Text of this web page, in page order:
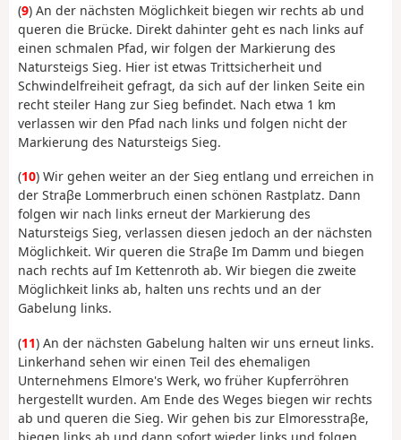
(9) An der nächsten Möglichkeit biegen wir rechts ab und
queren die Brücke. Direkt dahinter geht es nach links auf
einen schmalen Pfad, wir folgen der Markierung des
Natursteigs Sieg. Hier ist etwas Trittsicherheit und
Schwindelfreiheit gefragt, da sich auf der linken Seite ein
recht steiler Hang zur Sieg befindet. Nach etwa 1 km
verlassen wir den Pfad nach links und folgen nicht der
Markierung des Natursteigs Sieg.
(10) Wir gehen weiter an der Sieg entlang und erreichen in
der Straβe Lommerbruch einen schönen Rastplatz. Dann
folgen wir nach links erneut der Markierung des
Natursteigs Sieg, verlassen diesen jedoch an der nächsten
Möglichkeit. Wir queren die Straβe Im Damm und biegen
nach rechts auf Im Kettenroth ab. Wir biegen die zweite
Möglichkeit links ab, halten uns rechts und an der
Gabelung links.
(11) An der nächsten Gabelung halten wir uns erneut links.
Linkerhand sehen wir einen Teil des ehemaligen
Unternehmens Elmore's Werk, wo früher Kupferröhren
hergestellt wurden. Am Ende des Weges biegen wir rechts
ab und queren die Sieg. Wir gehen bis zur Elmoresstraβe,